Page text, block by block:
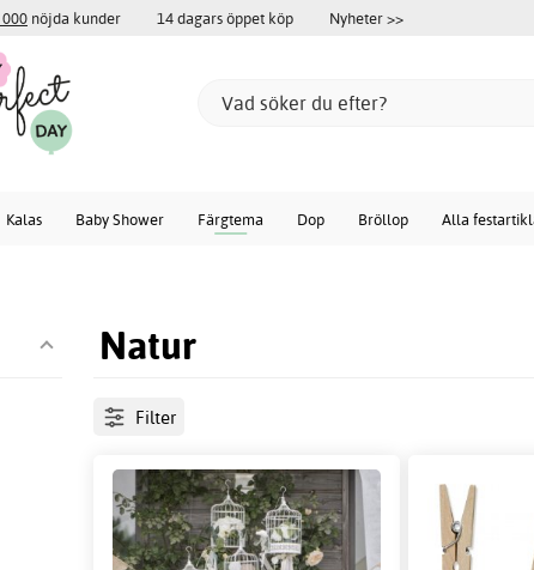
nöjda kunder 14 dagars öppet köp Nyheter >>
Kalas Baby Shower Färgtema Dop Bröllop Alla
Natur
Filter